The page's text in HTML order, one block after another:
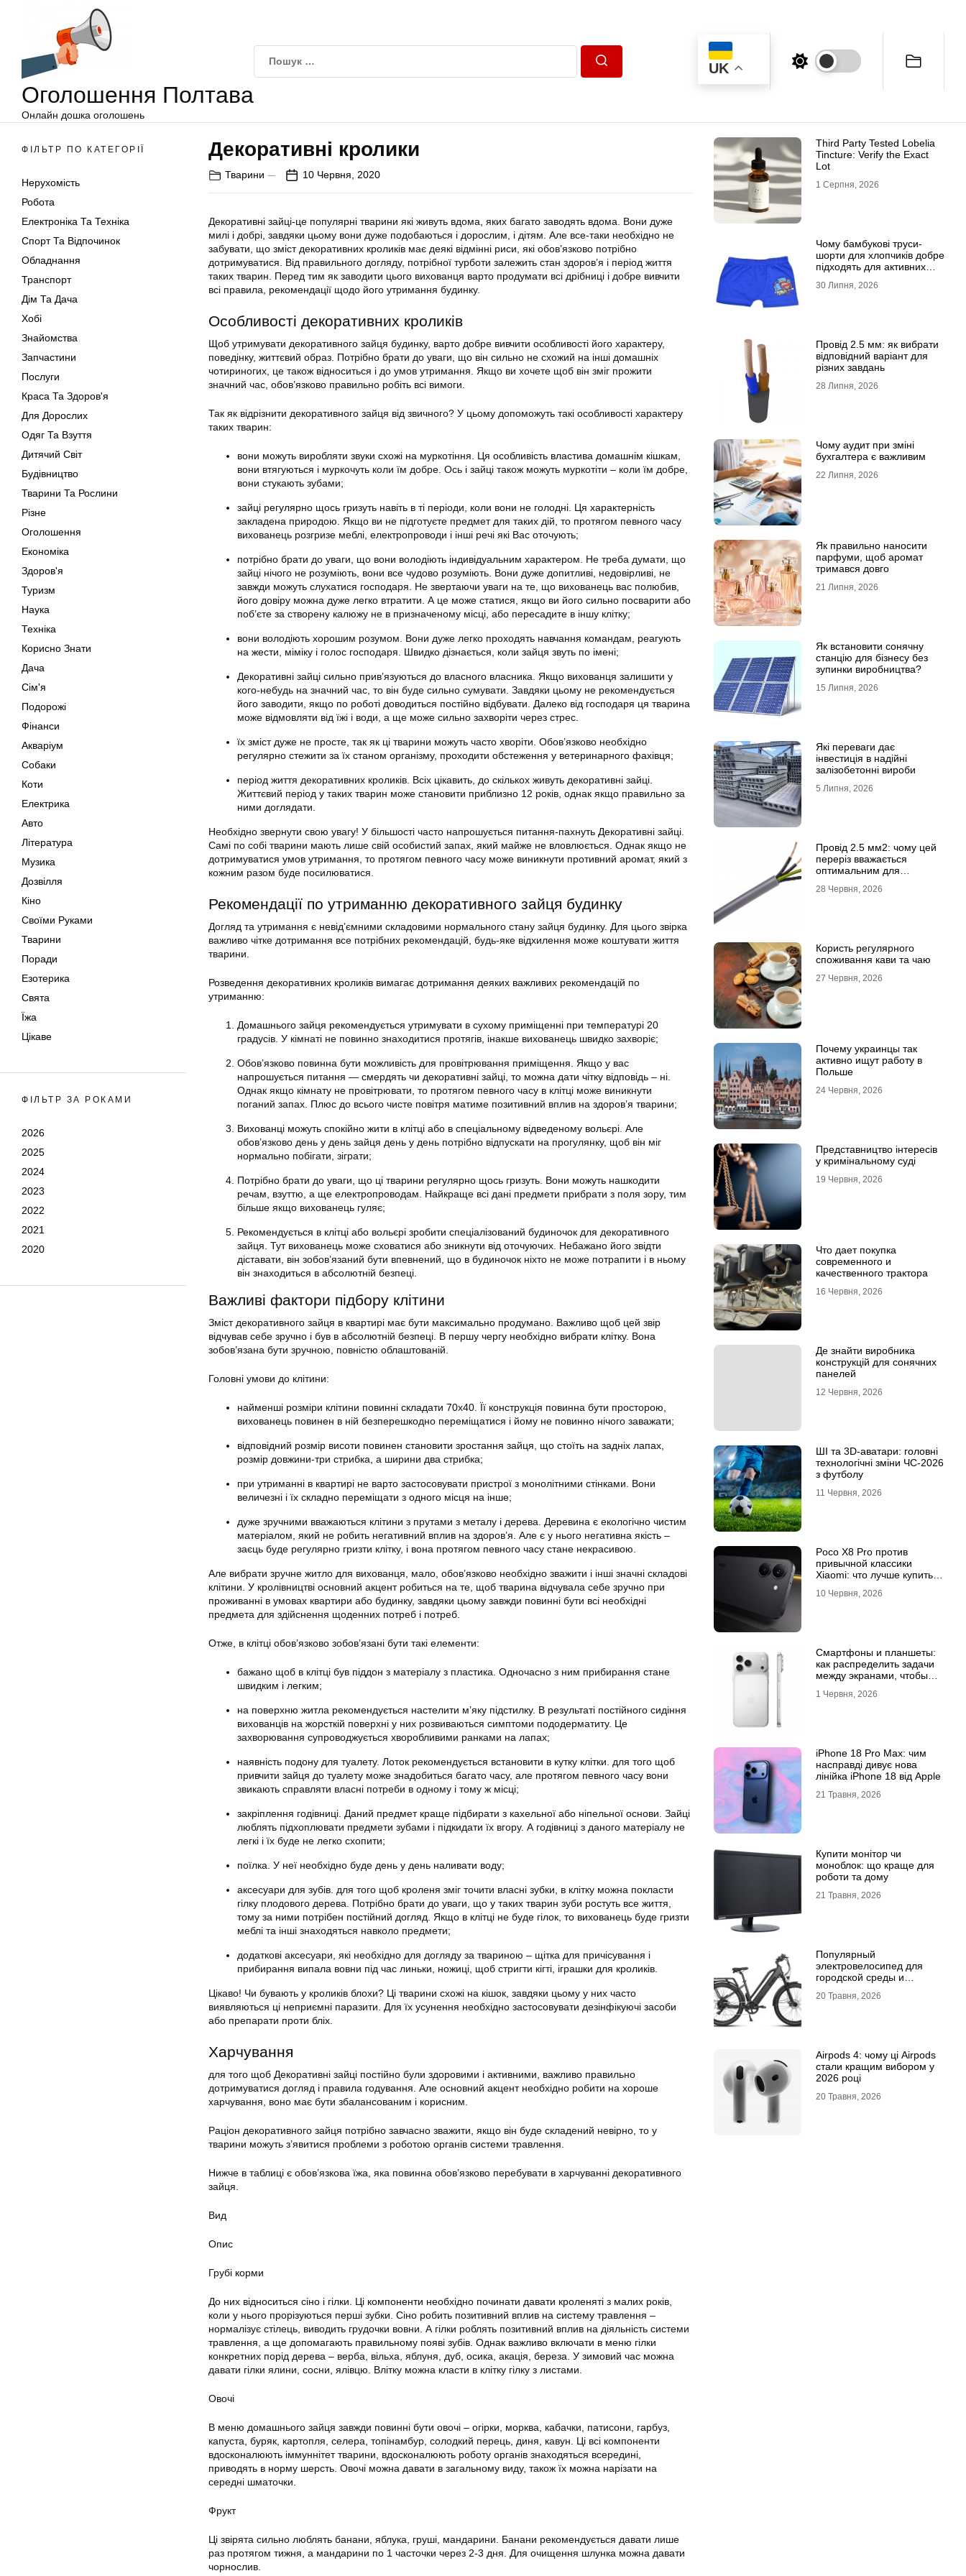
Оголошення Полтава
Онлайн дошка оголошень
UK
ФІЛЬТР ПО КАТЕГОРІЇ
Нерухомість
Робота
Електроніка Та Техніка
Спорт Та Відпочинок
Обладнання
Транспорт
Дім Та Дача
Хобі
Знайомства
Запчастини
Послуги
Краса Та Здоров'я
Для Дорослих
Одяг Та Взуття
Дитячий Світ
Будівництво
Тварини Та Рослини
Різне
Оголошення
Економіка
Здоров'я
Туризм
Наука
Техніка
Корисно Знати
Дача
Сім'я
Подорожі
Фінанси
Акваріум
Собаки
Коти
Електрика
Авто
Література
Музика
Дозвілля
Кіно
Своїми Руками
Тварини
Поради
Езотерика
Свята
Їжа
Цікаве
ФІЛЬТР ЗА РОКАМИ
2026
2025
2024
2023
2022
2021
2020
Декоративні кролики
Тварини 10 Червня, 2020
Декоративні зайці-це популярні тварини які живуть вдома, яких багато заводять вдома. Вони дуже
милі і добрі, завдяки цьому вони дуже подобаються і дорослим, і дітям. Але все-таки необхідно не
забувати, що зміст декоративних кроликів має деякі відмінні риси, які обов’язково потрібно
дотримуватися. Від правильного догляду, потрібної турботи залежить стан здоров’я і період життя
таких тварин. Перед тим як заводити цього вихованця варто продумати всі дрібниці і добре вивчити
всі правила, рекомендації щодо його утримання будинку.
Особливості декоративних кроликів
Щоб утримувати декоративного зайця будинку, варто добре вивчити особливості його характеру,
поведінку, життєвий образ. Потрібно брати до уваги, що він сильно не схожий на інші домашніх
чотириногих, це також відноситься і до умов утримання. Якщо ви хочете щоб він зміг прожити
значний час, обов’язково правильно робіть всі вимоги.
Так як відрізнити декоративного зайця від звичного? У цьому допоможуть такі особливості характеру
таких тварин:
вони можуть виробляти звуки схожі на муркотіння. Ця особливість властива домашнім кішкам,
вони втягуються і муркочуть коли їм добре. Ось і зайці також можуть муркотіти – коли їм добре,
вони стукають зубами;
зайці регулярно щось гризуть навіть в ті періоди, коли вони не голодні. Ця характерність
закладена природою. Якщо ви не підготуєте предмет для таких дій, то протягом певного часу
вихованець розгризе меблі, електропроводи і інші речі які Вас оточують;
потрібно брати до уваги, що вони володіють індивідуальним характером. Не треба думати, що
зайці нічого не розуміють, вони все чудово розуміють. Вони дуже допитливі, недовірливі, не
завжди можуть слухатися господаря. Не звертаючи уваги на те, що вихованець вас полюбив,
його довіру можна дуже легко втратити. А це може статися, якщо ви його сильно посварити або
поб’єте за створену калюжу не в призначеному місці, або пересадите в іншу клітку;
вони володіють хорошим розумом. Вони дуже легко проходять навчання командам, реагують
на жести, міміку і голос господаря. Швидко дізнається, коли зайця звуть по імені;
Декоративні зайці сильно прив’язуються до власного власника. Якщо вихованця залишити у
кого-небудь на значний час, то він буде сильно сумувати. Завдяки цьому не рекомендується
його заводити, якщо по роботі доводиться постійно відбувати. Далеко від господаря ця тварина
може відмовляти від їжі і води, а ще може сильно захворіти через стрес.
їх зміст дуже не просте, так як ці тварини можуть часто хворіти. Обов’язково необхідно
регулярно стежити за їх станом організму, проходити обстеження у ветеринарного фахівця;
період життя декоративних кроликів. Всіх цікавить, до скількох живуть декоративні зайці.
Життєвий період у таких тварин може становити приблизно 12 років, однак якщо правильно за
ними доглядати.
Необхідно звернути свою увагу! У більшості часто напрошується питання-пахнуть Декоративні зайці.
Самі по собі тварини мають лише свій особистий запах, який майже не вловлюється. Однак якщо не
дотримуватися умов утримання, то протягом певного часу може виникнути противний аромат, який з
кожним разом буде посилюватися.
Рекомендації по утриманню декоративного зайця будинку
Догляд та утримання є невід’ємними складовими нормального стану зайця будинку. Для цього звірка
важливо чітке дотримання все потрібних рекомендацій, будь-яке відхилення може коштувати життя
тварини.
Розведення декоративних кроликів вимагає дотримання деяких важливих рекомендацій по
утриманню:
Домашнього зайця рекомендується утримувати в сухому приміщенні при температурі 20
градусів. У кімнаті не повинно знаходитися протягів, інакше вихованець швидко захворіє;
Обов’язково повинна бути можливість для провітрювання приміщення. Якщо у вас
напрошується питання — смердять чи декоративні зайці, то можна дати чітку відповідь – ні.
Однак якщо кімнату не провітрювати, то протягом певного часу в клітці може виникнути
поганий запах. Плюс до всього чисте повітря матиме позитивний вплив на здоров’я тварини;
Вихованці можуть спокійно жити в клітці або в спеціальному відведеному вольєрі. Але
обов’язково день у день зайця день у день потрібно відпускати на прогулянку, щоб він міг
нормально побігати, зіграти;
Потрібно брати до уваги, що ці тварини регулярно щось гризуть. Вони можуть нашкодити
речам, взуттю, а ще електропроводам. Найкраще всі дані предмети прибрати з поля зору, тим
більше якщо вихованець гуляє;
Рекомендується в клітці або вольєрі зробити спеціалізований будиночок для декоративного
зайця. Тут вихованець може сховатися або зникнути від оточуючих. Небажано його звідти
діставати, він зобов’язаний бути впевнений, що в будиночок ніхто не може потрапити і в ньому
він знаходиться в абсолютній безпеці.
Важливі фактори підбору клітини
Зміст декоративного зайця в квартирі має бути максимально продумано. Важливо щоб цей звір
відчував себе зручно і був в абсолютній безпеці. В першу чергу необхідно вибрати клітку. Вона
зобов’язана бути зручною, повністю облаштованій.
Головні умови до клітини:
найменші розміри клітини повинні складати 70х40. Її конструкція повинна бути просторою,
вихованець повинен в ній безперешкодно переміщатися і йому не повинно нічого заважати;
відповідний розмір висоти повинен становити зростання зайця, що стоїть на задніх лапах,
розмір довжини-три стрибка, а ширини два стрибка;
при утриманні в квартирі не варто застосовувати пристрої з монолітними стінками. Вони
величезні і їх складно переміщати з одного місця на інше;
дуже зручними вважаються клітини з прутами з металу і дерева. Деревина є екологічно чистим
матеріалом, який не робить негативний вплив на здоров’я. Але є у нього негативна якість –
заєць буде регулярно гризти клітку, і вона протягом певного часу стане некрасивою.
Але вибрати зручне житло для вихованця, мало, обов’язково необхідно зважити і інші значні складові
клітини. У кролівництві основний акцент робиться на те, щоб тварина відчувала себе зручно при
проживанні в умовах квартири або будинку, завдяки цьому завжди повинні бути всі необхідні
предмета для здійснення щоденних потреб і потреб.
Отже, в клітці обов’язково зобов’язані бути такі елементи:
бажано щоб в клітці був піддон з матеріалу з пластика. Одночасно з ним прибирання стане
швидким і легким;
на поверхню житла рекомендується настелити м’яку підстилку. В результаті постійного сидіння
вихованців на жорсткій поверхні у них розвиваються симптоми пододерматиту. Це
захворювання супроводжується хворобливими ранками на лапах;
наявність подону для туалету. Лоток рекомендується встановити в кутку клітки. для того щоб
привчити зайця до туалету може знадобиться багато часу, але протягом певного часу вони
звикають справляти власні потреби в одному і тому ж місці;
закріплення годівниці. Даний предмет краще підбирати з кахельної або ніпельної основи. Зайці
люблять підхоплювати предмети зубами і підкидати їх вгору. А годівниці з даного матеріалу не
легкі і їх буде не легко схопити;
поїлка. У неї необхідно буде день у день наливати воду;
аксесуари для зубів. для того щоб кроленя зміг точити власні зубки, в клітку можна покласти
гілку плодового дерева. Потрібно брати до уваги, що у таких тварин зуби ростуть все життя,
тому за ними потрібен постійний догляд. Якщо в клітці не буде гілок, то вихованець буде гризти
меблі та інші знаходяться навколо предмети;
додаткові аксесуари, які необхідно для догляду за твариною – щітка для причісування і
прибирання випала вовни під час линьки, ножиці, щоб стригти кігті, іграшки для кроликів.
Цікаво! Чи бувають у кроликів блохи? Ці тварини схожі на кішок, завдяки цьому у них часто
виявляються ці неприємні паразити. Для їх усунення необхідно застосовувати дезінфікуючі засоби
або препарати проти бліх.
Харчування
для того щоб Декоративні зайці постійно були здоровими і активними, важливо правильно
дотримуватися догляд і правила годування. Але основний акцент необхідно робити на хороше
харчування, воно має бути збалансованим і корисним.
Раціон декоративного зайця потрібно завчасно зважити, якщо він буде складений невірно, то у
тварини можуть з’явитися проблеми з роботою органів системи травлення.
Нижче в таблиці є обов’язкова їжа, яка повинна обов’язково перебувати в харчуванні декоративного
зайця.
Вид
Опис
Грубі корми
До них відноситься сіно і гілки. Ці компоненти необхідно починати давати кроленяті з малих років,
коли у нього прорізуються перші зубки. Сіно робить позитивний вплив на систему травлення –
нормалізує стілець, виводить грудочки вовни. А гілки роблять позитивний вплив на діяльність системи
травлення, а ще допомагають правильному появі зубів. Однак важливо включати в меню гілки
конкретних порід дерева – верба, вільха, яблуня, дуб, осика, акація, береза. У зимовий час можна
давати гілки ялини, сосни, ялівцю. Влітку можна класти в клітку гілку з листами.
Овочі
В меню домашнього зайця завжди повинні бути овочі – огірки, морква, кабачки, патисони, гарбуз,
капуста, буряк, картопля, селера, топінамбур, солодкий перець, диня, кавун. Ці всі компоненти
вдосконалюють іммуннітет тварини, вдосконалюють роботу органів знаходяться всередині,
приводять в норму шерсть. Овочі можна давати в загальному виду, також їх можна нарізати на
середні шматочки.
Фрукт
Ці звірята сильно люблять банани, яблука, груші, мандарини. Банани рекомендується давати лише
раз протягом тижня, а мандарини по 1 часточки через 2-3 дня. Для очищення шлунка можна давати
чорнослив.
Third Party Tested Lobelia
Tincture: Verify the Exact
Lot
1 Серпня, 2026
Чому бамбукові труси-
шорти для хлопчиків добре
підходять для активних
30 Липня, 2026
Провід 2.5 мм: як вибрати
відповідний варіант для
різних завдань
28 Липня, 2026
Чому аудит при зміні
бухгалтера є важливим
22 Липня, 2026
Як правильно наносити
парфуми, щоб аромат
тримався довго
21 Липня, 2026
Як встановити сонячну
станцію для бізнесу без
зупинки виробництва?
15 Липня, 2026
Які переваги дає
інвестиція в надійні
залізобетонні вироби
5 Липня, 2026
Провід 2.5 мм2: чому цей
переріз вважається
оптимальним для
28 Червня, 2026
Користь регулярного
споживання кави та чаю
27 Червня, 2026
Почему украинцы так
активно ищут работу в
Польше
24 Червня, 2026
Представництво інтересів
у кримінальному суді
19 Червня, 2026
Что дает покупка
современного и
качественного трактора
16 Червня, 2026
Де знайти виробника
конструкцій для сонячних
панелей
12 Червня, 2026
ШІ та 3D-аватари: головні
технологічні зміни ЧС-2026
з футболу
11 Червня, 2026
Poco X8 Pro против
привычной классики
Xiaomi: что лучше купить
10 Червня, 2026
Смартфоны и планшеты:
как распределить задачи
между экранами, чтобы
1 Червня, 2026
iPhone 18 Pro Max: чим
насправді дивує нова
лінійка iPhone 18 від Apple
21 Травня, 2026
Купити монітор чи
моноблок: що краще для
роботи та дому
21 Травня, 2026
Популярный
электровелосипед для
городской среды и
почему их выбирают
20 Травня, 2026
Airpods 4: чому ці Airpods
стали кращим вибором у
2026 році
20 Травня, 2026